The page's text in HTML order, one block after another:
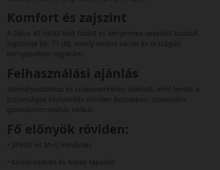
Komfort és zajszint
A Solus 4S HA32 halk futást és kényelmes vezetést biztosít,
zajszintje kb. 71 dB, amely ideális városi és országúti
környezetben egyaránt.
Felhasználási ajánlás
Személyautókhoz és crossoverekhez ajánlott, ahol fontos a
biztonságos közlekedés minden évszakban, szezonális
gumiabroncsváltás nélkül.
Fő előnyök röviden:
• 3PMSF és M+S minősítés
• Kiváló nedves és havas tapadás